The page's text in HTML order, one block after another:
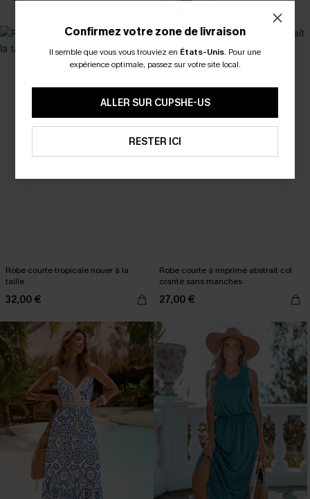
Robe courte tropicale nouer à la
taille
32,00 €
Robe courte à imprimé abstrait col
cranté sans manches
27,00 €
Confirmez votre zone de livraison
Il semble que vous vous trouviez en États-Unis. Pour une
expérience optimale, passez sur votre site local.
ALLER SUR CUPSHE-US
RESTER ICI